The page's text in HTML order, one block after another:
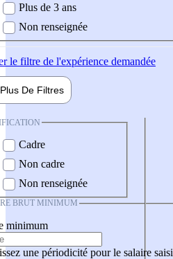
Plus de 3 ans
Non renseignée
le filtre de l'expérience demandée
Plus De Filtres
Cadre
Non cadre
Non renseignée
BRUT MINIMUM
minimum
une périodicité pour le salaire saisi